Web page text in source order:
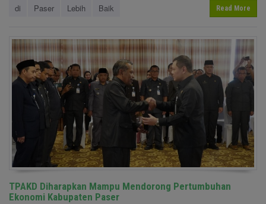
di
Paser Lebih Baik Read More
TPAKD Diharapkan Mampu Mendorong Pertumbuhan
Ekonomi Kabupaten Paser